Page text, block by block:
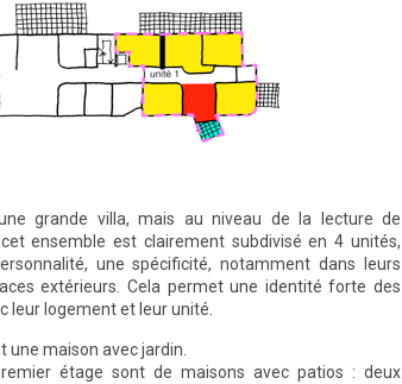
grande villa, mais au niveau de la lecture de
cet ensemble est clairement subdivisé en 4 unités,
une spécificité, notamment dans leurs
extérieurs. Cela permet une identité forte des
leur logement et leur unité.
une maison avec jardin.
étage sont de maisons avec patios : deux